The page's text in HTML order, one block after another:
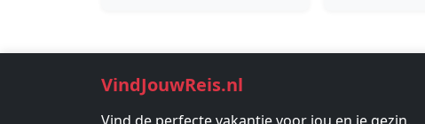
VindJouwReis.nl